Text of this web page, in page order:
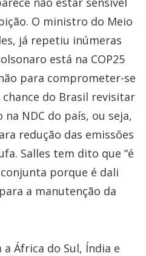
O ministro do Meio
já repetiu inúmeras
está na COP25
para comprometer-se
do Brasil revisitar
NDC do país, ou seja,
redução das emissões
Salles tem dito que “é
porque é dali
a manutenção da
África do Sul, Índia e